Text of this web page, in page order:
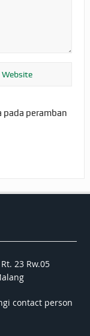
pada peramban
23 Rw.05
contact person